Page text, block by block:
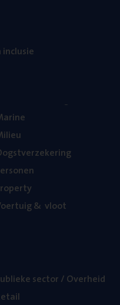
& vloot
sec­tor / Overheid